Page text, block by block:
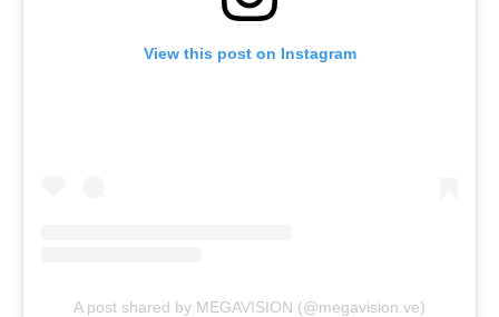
View this post on Instagram
A post shared by MEGAVISION (@megavision.ve)